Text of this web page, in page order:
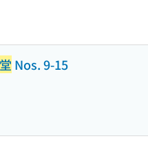
Nos. 9-15